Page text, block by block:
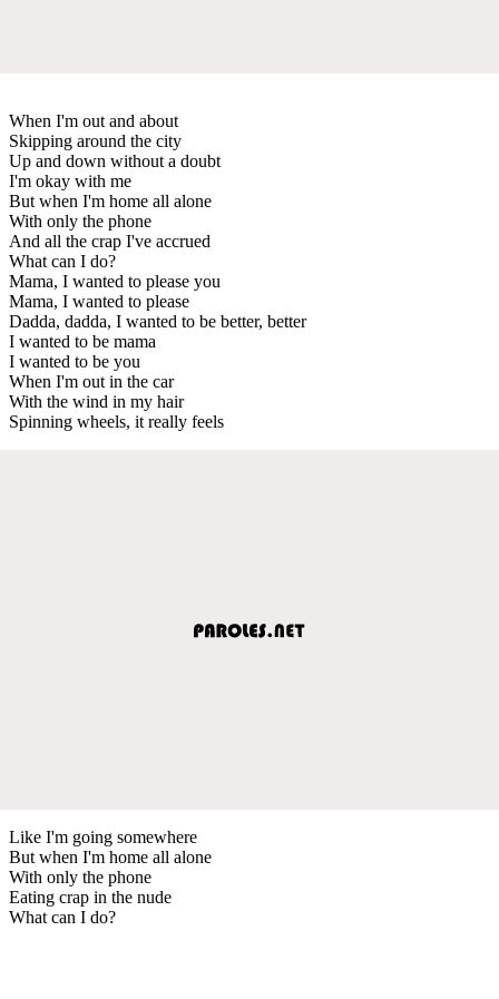
When I'm out and about
Skipping around the city
Up and down without a doubt
I'm okay with me
But when I'm home all alone
With only the phone
And all the crap I've accrued
What can I do?
Mama, I wanted to please you
Mama, I wanted to please
Dadda, dadda, I wanted to be better, better
I wanted to be mama
I wanted to be you
When I'm out in the car
With the wind in my hair
Spinning wheels, it really feels
Like I'm going somewhere
But when I'm home all alone
With only the phone
Eating crap in the nude
What can I do?